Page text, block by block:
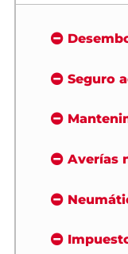
Seguro
Averías